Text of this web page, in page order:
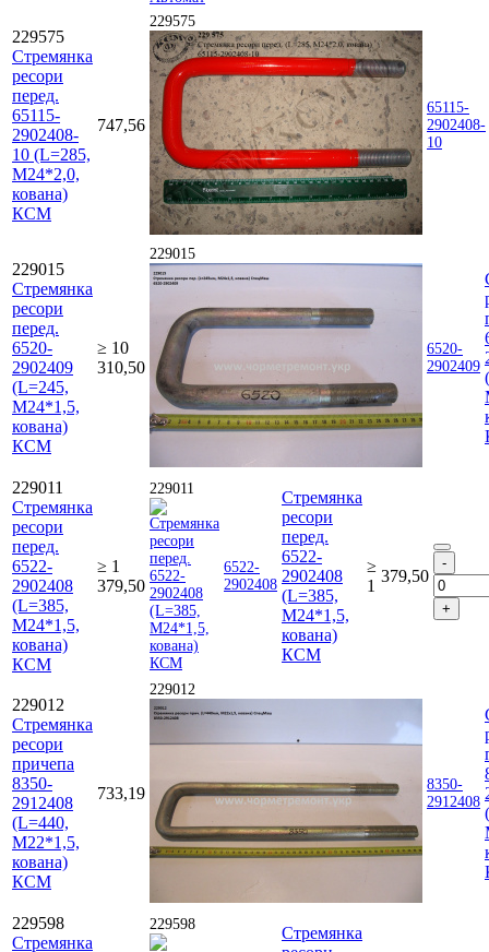
229575
Стремянка
ресори
перед.
65115-
2902408-
10 (L=285,
М24*2,0,
кована)
КСМ
747,56
229575
65115-
2902408-
10
229015
Стремянка
ресори
перед.
6520-
2902409
(L=245,
М24*1,5,
кована)
КСМ
≥ 10
310,50
229015
6520-
2902409
229011
Стремянка
ресори
перед.
6522-
2902408
(L=385,
М24*1,5,
кована)
КСМ
≥ 1
379,50
229011
6522-
2902408
Стремянка
ресори
перед.
6522-
2902408
(L=385,
М24*1,5,
кована)
КСМ
≥
1
379,50
229012
Стремянка
ресори
причепа
8350-
2912408
(L=440,
М22*1,5,
кована)
КСМ
733,19
229012
8350-
2912408
229598
Стремянка
229598
Стремянка